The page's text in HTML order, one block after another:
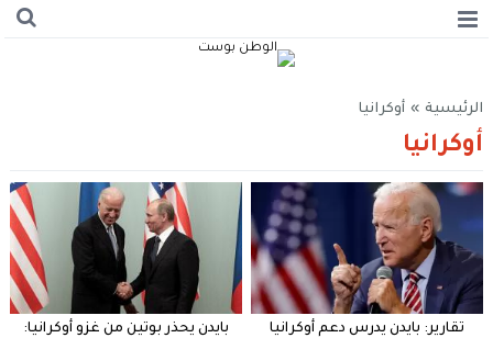
الرئيسية » أوكرانيا
أوكرانيا
تقارير: بايدن يدرس دعم أوكرانيا
بايدن يحذر بوتين من غزو أوكرانيا: